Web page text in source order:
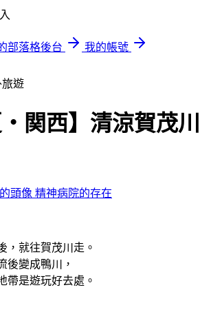
部落格後台
我的帳號
旅遊
‧関西】清涼賀茂川
精神病院的存在
，就往賀茂川走。
後變成鴨川，
帶是遊玩好去處。